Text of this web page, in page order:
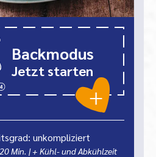
Backmodus
Jetzt starten
unkompliziert
20Min. | + Kühl- und Abkühlzeit